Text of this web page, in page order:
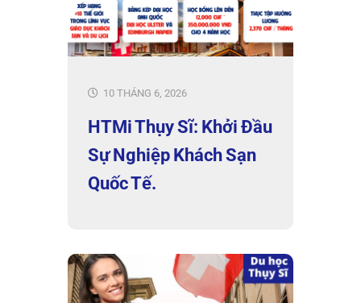
10 THÁNG 6, 2026
HTMi Thụy Sĩ: Khởi Đầu
Sự Nghiệp Khách Sạn
Quốc Tế.